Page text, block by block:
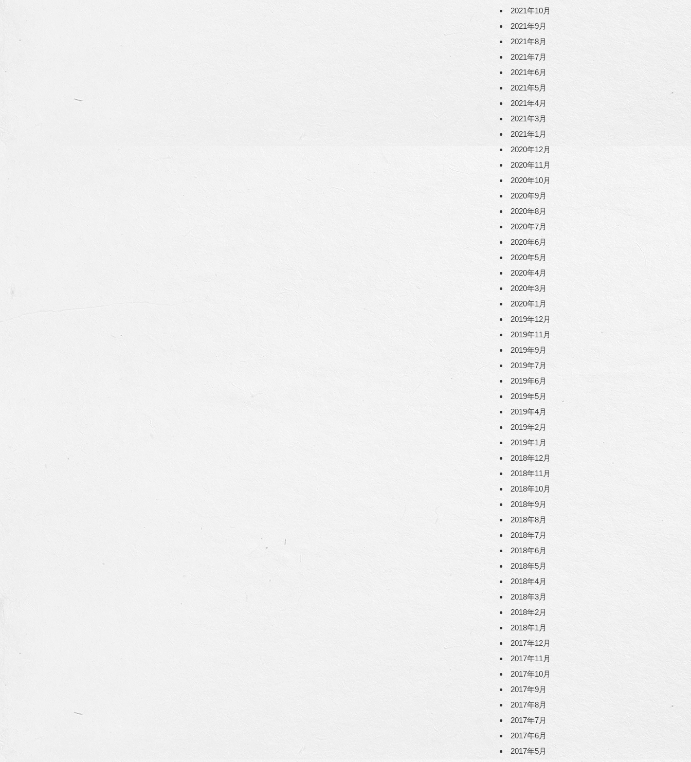
2021年10月
2021年9月
2021年8月
2021年7月
2021年6月
2021年5月
2021年4月
2021年3月
2021年1月
2020年12月
2020年11月
2020年10月
2020年9月
2020年8月
2020年7月
2020年6月
2020年5月
2020年4月
2020年3月
2020年1月
2019年12月
2019年11月
2019年9月
2019年7月
2019年6月
2019年5月
2019年4月
2019年2月
2019年1月
2018年12月
2018年11月
2018年10月
2018年9月
2018年8月
2018年7月
2018年6月
2018年5月
2018年4月
2018年3月
2018年2月
2018年1月
2017年12月
2017年11月
2017年10月
2017年9月
2017年8月
2017年7月
2017年6月
2017年5月